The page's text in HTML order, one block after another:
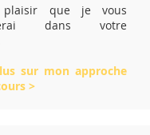
plaisir que je vous
dans votre
sur mon approche
>